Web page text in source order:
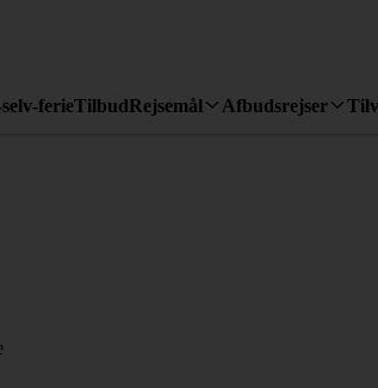
ferieTilbudRejsemål Afbudsrejser